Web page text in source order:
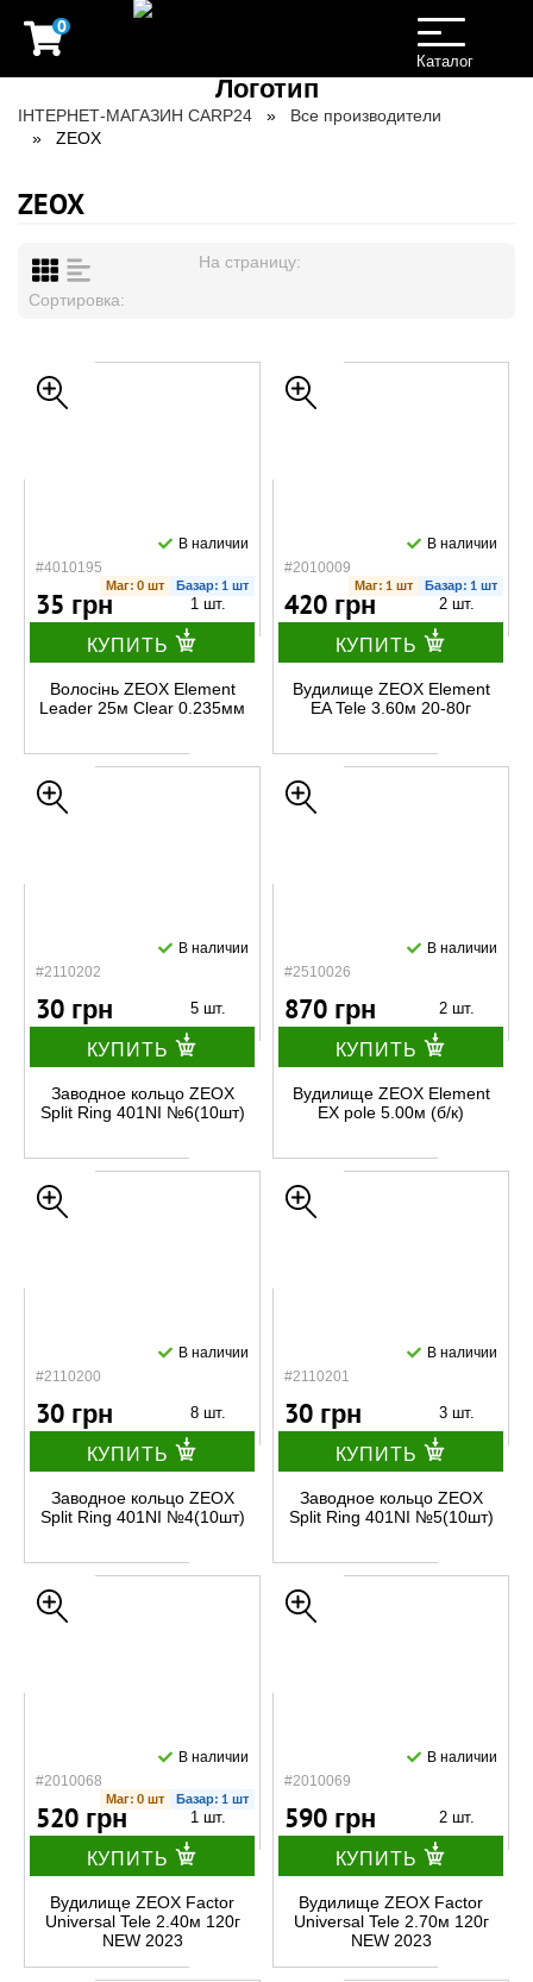
0
Toggle
navigation
Каталог
ІНТЕРНЕТ-МАГАЗИН CARP24
Все производители
ZEOX
ZEOX
На страницу:
Сортировка:
#4010195
В наличии
Маг: 0 шт Базар: 1 шт
35 грн 1 шт.
КУПИТЬ
Волосінь ZEOX Element
Leader 25м Clear 0.235мм
#2010009
В наличии
Маг: 1 шт Базар: 1 шт
420 грн 2 шт.
КУПИТЬ
Вудилище ZEOX Element
EA Tele 3.60м 20-80г
#2110202
В наличии
30 грн 5 шт.
КУПИТЬ
Заводное кольцо ZEOX
Split Ring 401NI №6(10шт)
#2510026
В наличии
870 грн 2 шт.
КУПИТЬ
Вудилище ZEOX Element
EX pole 5.00м (б/к)
#2110200
В наличии
30 грн 8 шт.
КУПИТЬ
Заводное кольцо ZEOX
Split Ring 401NI №4(10шт)
#2110201
В наличии
30 грн 3 шт.
КУПИТЬ
Заводное кольцо ZEOX
Split Ring 401NI №5(10шт)
#2010068
В наличии
Маг: 0 шт Базар: 1 шт
520 грн 1 шт.
КУПИТЬ
Вудилище ZEOX Factor
Universal Tele 2.40м 120г
NEW 2023
#2010069
В наличии
590 грн 2 шт.
КУПИТЬ
Вудилище ZEOX Factor
Universal Tele 2.70м 120г
NEW 2023